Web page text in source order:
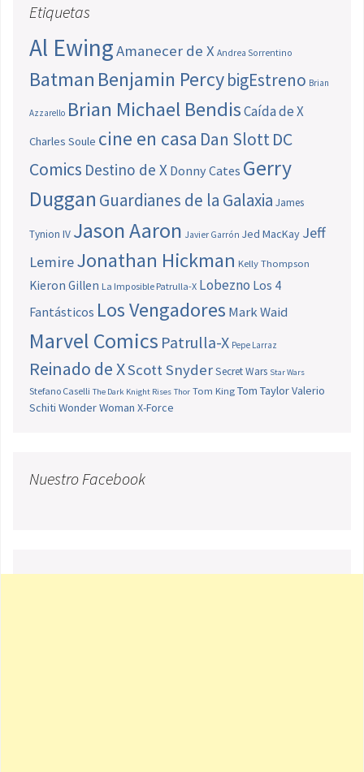
Etiquetas
Al EwingAmanecer de X Andrea Sorrentino
Batman Benjamin PercybigEstreno Brian
Azzarello Brian Michael BendisCaída de X
Charles Soule cine en casa Dan SlottDC
Comics Destino de X Donny Cates Gerry
Duggan Guardianes de la Galaxia James
Tynion IV Jason Aaron Javier Garrón Jed MacKay Jeff
LemireJonathan Hickman Kelly Thompson
Kieron Gillen La Imposible Patrulla-X Lobezno Los 4
Fantásticos Los Vengadores Mark Waid
Marvel Comics Patrulla-X Pepe Larraz
Reinado de XScott SnyderSecret Wars Star Wars
Stefano Caselli The Dark Knight Rises Thor Tom King Tom TaylorValerio
Schiti Wonder Woman X-Force
Nuestro Facebook